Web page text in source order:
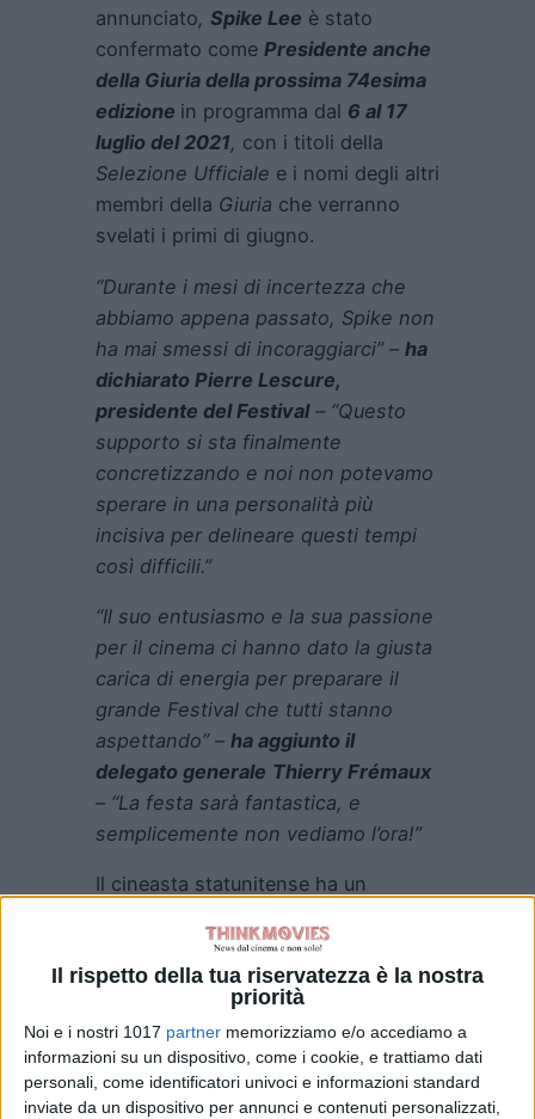
Il rispetto della tua riservatezza è la nostra
priorità
Noi e i nostri 1017 partner memorizziamo e/o accediamo a
informazioni su un dispositivo, come i cookie, e trattiamo dati
personali, come identificatori univoci e informazioni standard
inviate da un dispositivo per annunci e contenuti personalizzati,
annunciato, Spike Lee è stato
confermato come Presidente anche
della Giuria della prossima 74esima
edizione in programma dal 6 al 17
luglio del 2021, con i titoli della
Selezione Ufficiale e i nomi degli altri
membri della Giuria che verranno
svelati i primi di giugno.
“Durante i mesi di incertezza che
abbiamo appena passato, Spike non
ha mai smessi di incoraggiarci”– ha
dichiarato Pierre Lescure,
presidente del Festival– “Questo
supporto si sta finalmente
concretizzando e noi non potevamo
sperare in una personalità più
incisiva per delineare questi tempi
così difficili.”
“Il suo entusiasmo e la sua passione
per il cinema ci hanno dato la giusta
carica di energia per preparare il
grande Festival che tutti stanno
aspettando”– ha aggiunto il
delegato generale Thierry Frémaux
– “La festa sarà fantastica, e
semplicemente non vediamo l’ora!”
Il cineasta statunitense ha un
suoi successi presentati alla
prestigiosa kermessefrancese
“Lee She’s Gotta Have
It”, premiato con ilPrix de Jeunesse
nel1986,“Do The Right Thing”,del
1989,in lizza per laPalma d’Oro ,